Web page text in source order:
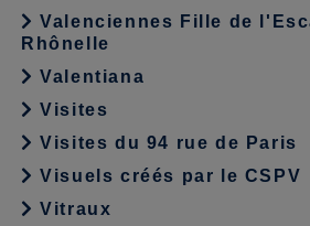
Valenciennes Fille de
Rhônelle
Valentiana
Visites
Visites du 94 rue de Paris
Visuels créés par le CSPV
Vitraux